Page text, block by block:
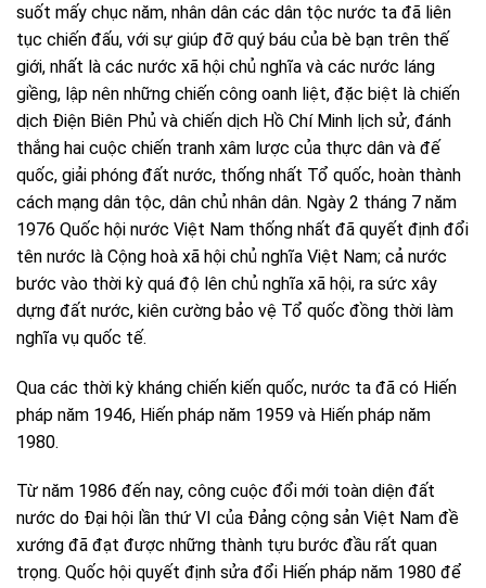
suốt mấy chục năm, nhân dân các dân tộc nước ta đã liên
tục chiến đấu, với sự giúp đỡ quý báu của bè bạn trên thế
giới, nhất là các nước xã hội chủ nghĩa và các nước láng
giềng, lập nên những chiến công oanh liệt, đặc biệt là chiến
dịch Điện Biên Phủ và chiến dịch Hồ Chí Minh lịch sử, đánh
thắng hai cuộc chiến tranh xâm lược của thực dân và đế
quốc, giải phóng đất nước, thống nhất Tổ quốc, hoàn thành
cách mạng dân tộc, dân chủ nhân dân. Ngày 2 tháng 7 năm
1976 Quốc hội nước Việt Nam thống nhất đã quyết định đổi
tên nước là Cộng hoà xã hội chủ nghĩa Việt Nam; cả nước
bước vào thời kỳ quá độ lên chủ nghĩa xã hội, ra sức xây
dựng đất nước, kiên cường bảo vệ Tổ quốc đồng thời làm
nghĩa vụ quốc tế.
Qua các thời kỳ kháng chiến kiến quốc, nước ta đã có Hiến
pháp năm 1946, Hiến pháp năm 1959 và Hiến pháp năm
1980.
Từ năm 1986 đến nay, công cuộc đổi mới toàn diện đất
nước do Đại hội lần thứ VI của Đảng cộng sản Việt Nam đề
xướng đã đạt được những thành tựu bước đầu rất quan
trọng. Quốc hội quyết định sửa đổi Hiến pháp năm 1980 để